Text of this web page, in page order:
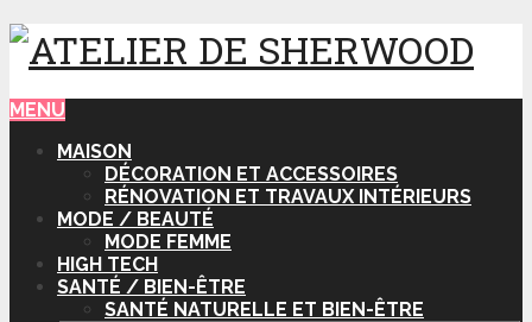
MENU
MAISON
DÉCORATION ET ACCESSOIRES
RÉNOVATION ET TRAVAUX INTÉRIEURS
MODE / BEAUTÉ
MODE FEMME
HIGH TECH
SANTÉ / BIEN-ÊTRE
SANTÉ NATURELLE ET BIEN-ÊTRE